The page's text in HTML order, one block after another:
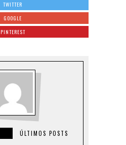
TWITTER
GOOGLE
PINTEREST
ÚLTIMOS POSTS